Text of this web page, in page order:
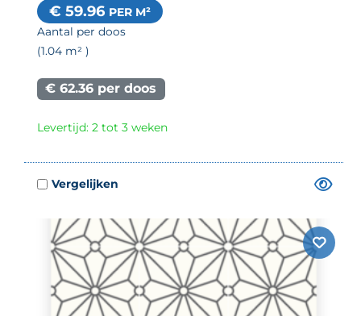
€ 59.96 PER M²
Aantal per doos
(1.04 m² )
€ 62.36 per doos
Levertijd: 2 tot 3 weken